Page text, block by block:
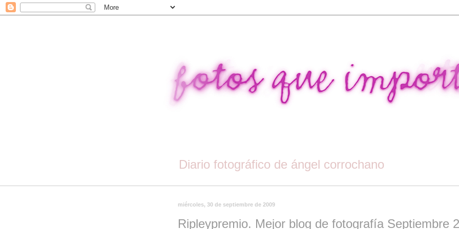
Diario fotográfico de ángel corrochano
miércoles, 30 de septiembre de 2009
Ripleypremio. Mejor blog de fotografía Septiembre